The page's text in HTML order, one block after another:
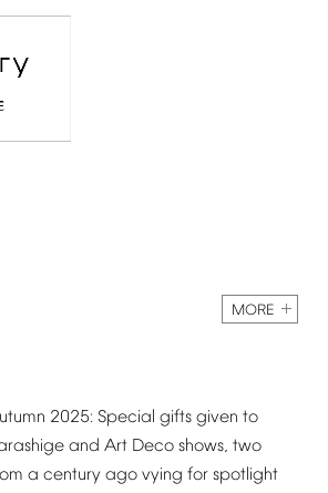
MORE
2025: Special gifts given to
and Art Deco shows, two
a century ago vying for spotlight